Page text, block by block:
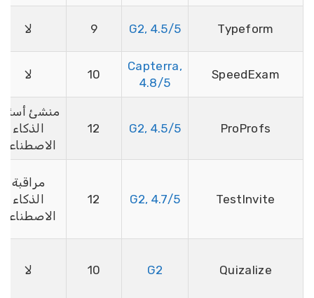
Typeform
G2, 4.5/5
SpeedExam
Capterra,
4.8/5
ProProfs
G2, 4.5/5
منشئ أسئلة
الذكاء
الاصطناعي
TestInvite
G2, 4.7/5
مراقبة
الذكاء
الاصطناعي
Quizalize